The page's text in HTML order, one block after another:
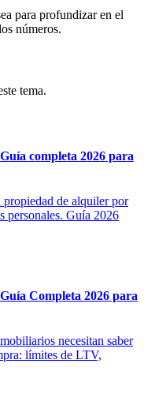
para profundizar en el
números.
tema.
completa 2026 para
de alquiler por
Guía 2026
Completa 2026 para
necesitan saber
límites de LTV,